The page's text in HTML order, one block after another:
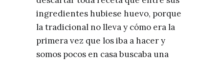
ingredientes hubiese huevo, porque
la tradicional no lleva y cómo era la
primera vez que los iba a hacer y
somos pocos en casa buscaba una